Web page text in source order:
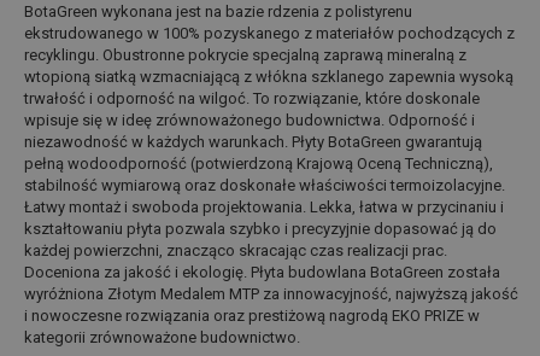
BotaGreen wykonana jest na bazie rdzenia z polistyrenu
ekstrudowanego w 100% pozyskanego z materiałów pochodzących z
recyklingu. Obustronne pokrycie specjalną zaprawą mineralną z
wtopioną siatką wzmacniającą z włókna szklanego zapewnia wysoką
trwałość i odporność na wilgoć. To rozwiązanie, które doskonale
wpisuje się w ideę zrównoważonego budownictwa. Odporność i
niezawodność w każdych warunkach. Płyty BotaGreen gwarantują
pełną wodoodporność (potwierdzoną Krajową Oceną Techniczną),
stabilność wymiarową oraz doskonałe właściwości termoizolacyjne.
Łatwy montaż i swoboda projektowania. Lekka, łatwa w przycinaniu i
kształtowaniu płyta pozwala szybko i precyzyjnie dopasować ją do
każdej powierzchni, znacząco skracając czas realizacji prac.
Doceniona za jakość i ekologię. Płyta budowlana BotaGreen została
wyróżniona Złotym Medalem MTP za innowacyjność, najwyższą jakość
i nowoczesne rozwiązania oraz prestiżową nagrodą EKO PRIZE w
kategorii zrównoważone budownictwo.